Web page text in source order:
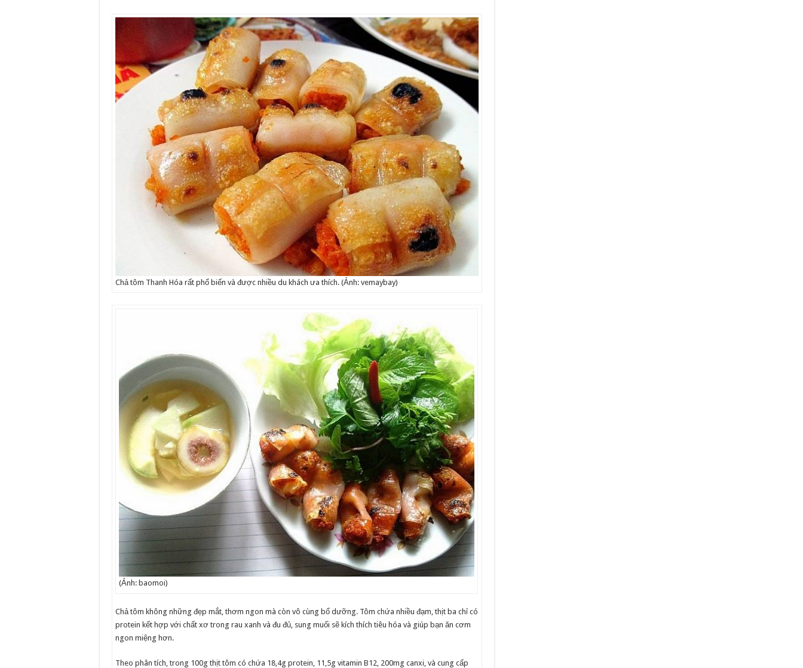
Chả tôm Thanh Hóa rất phổ biến và được nhiều du khách ưa thích. (Ảnh: vemaybay)
(Ảnh: baomoi)
Chả tôm không những đẹp mắt, thơm ngon mà còn vô cùng bổ dưỡng. Tôm chứa nhiều đạm, thịt ba chỉ có
protein kết hợp với chất xơ trong rau xanh và đu đủ, sung muối sẽ kích thích tiêu hóa và giúp bạn ăn cơm
ngon miệng hơn.
Theo phân tích, trong 100g thịt tôm có chứa 18,4g protein, 11,5g vitamin B12, 200mg canxi, và cung cấp